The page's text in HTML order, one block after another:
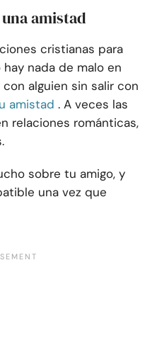
amistad
cristianas para
nada de malo en
alguien sin salir con
amistad . A veces las
relaciones románticas,
sobre tu amigo, y
una vez que